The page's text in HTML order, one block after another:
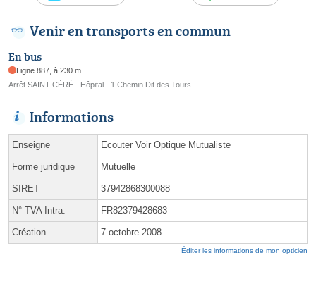
Venir en transports en commun
En bus
Ligne 887, à 230 m
Arrêt SAINT-CÉRÉ - Hôpital - 1 Chemin Dit des Tours
Informations
Enseigne Ecouter Voir Optique Mutualiste
Forme juridique Mutuelle
SIRET 37942868300088
N° TVA Intra. FR82379428683
Création 7 octobre 2008
Éditer les informations de mon opticien